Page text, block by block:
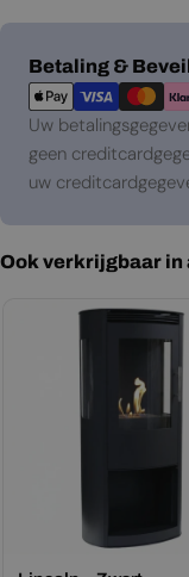
Betaling &
Betaalmethoden
Uw
geen
uw
Ook verkrijgbaar